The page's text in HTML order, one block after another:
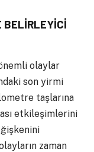
BELİRLEYİCİ
olaylar
son yirmi
taşlarına
etkileşimlerini
zaman